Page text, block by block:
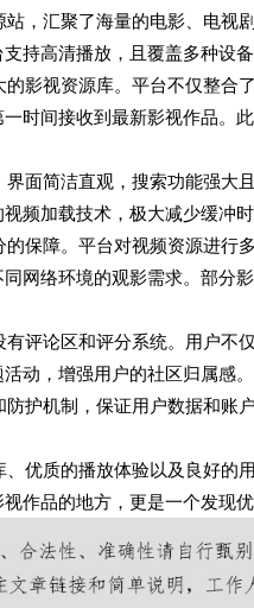
，汇聚了海量的电影、电视
持高清播放，且覆盖多种设
影视资源库。平台不仅整合
时间接收到最新影视作品。
面简洁直观，搜索功能强大
频加载技术，极大减少缓冲
保障。平台对视频资源进行
网络环境的观影需求。部分
评论区和评分系统。用户不
动，增强用户的社区归属感。
护机制，保证用户数据和账
优质的播放体验以及良好的
作品的地方，更是一个发现